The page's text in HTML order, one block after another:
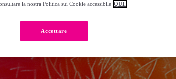
la nostra Politica sui Cookie accessibile QUI.
Accettare